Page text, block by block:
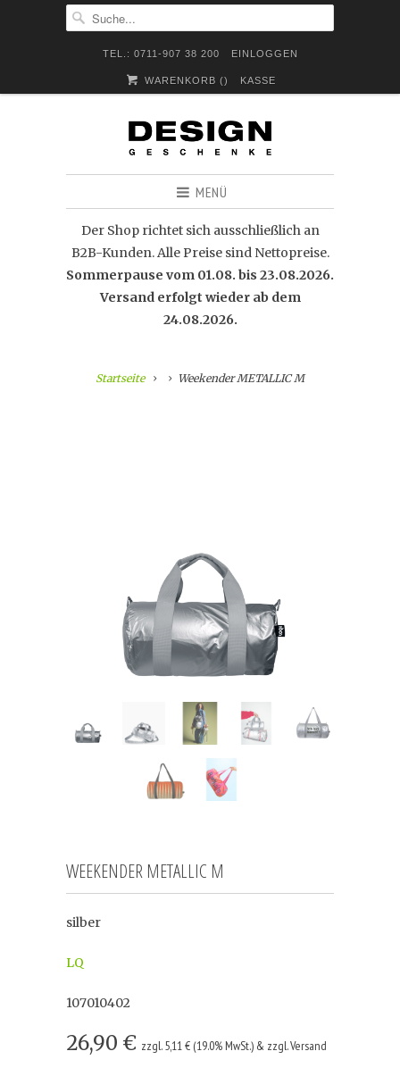
TEL.: 0711-907 38 200 EINLOGGEN
WARENKORB () KASSE
MENÜ
Der Shop richtet sich ausschließlich an
B2B-Kunden. Alle Preise sind Nettopreise.
Sommerpause vom 01.08. bis 23.08.2026.
Versand erfolgt wieder ab dem
24.08.2026.
Startseite Weekender METALLIC M
WEEKENDER METALLIC M
silber
LQ
107010402
26,90 € zzgl. 5,11 € (19.0% MwSt.) & zzgl. Versand